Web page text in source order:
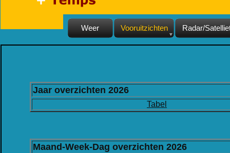
Weer Vooruitzichten Radar/